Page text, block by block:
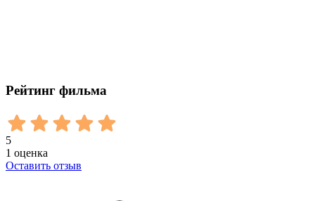
Рейтинг фильма
5
1 оценка
Оставить отзыв